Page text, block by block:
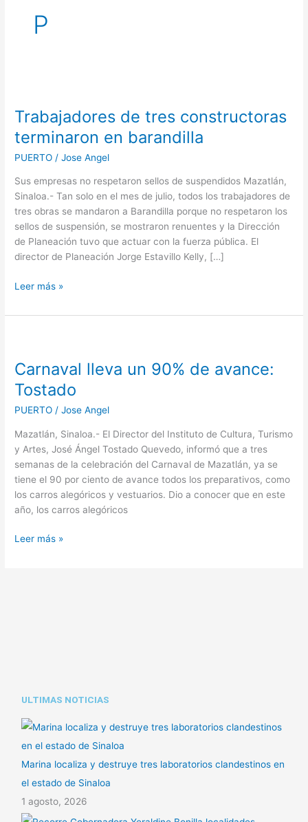
P
Trabajadores de tres constructoras
terminaron en barandilla
PUERTO /Jose Angel
Sus empresas no respetaron sellos de suspendidos Mazatlán,
Sinaloa.- Tan solo en el mes de julio, todos los trabajadores de
tres obras se mandaron a Barandilla porque no respetaron los
sellos de suspensión, se mostraron renuentes y la Dirección
de Planeación tuvo que actuar con la fuerza pública. El
director de Planeación Jorge Estavillo Kelly, […]
tres
constructoras
terminaron
en
barandilla
Leer más »
Carnaval lleva un 90% de avance:
Tostado
PUERTO /Jose Angel
Mazatlán, Sinaloa.- El Director del Instituto de Cultura, Turismo
y Artes, José Ángel Tostado Quevedo, informó que a tres
semanas de la celebración del Carnaval de Mazatlán, ya se
tiene el 90 por ciento de avance todos los preparativos, como
los carros alegóricos y vestuarios. Dio a conocer que en este
año, los carros alegóricos
un
90%
de
avance:
Tostado
Leer más »
ULTIMAS NOTICIAS
Marina localiza y destruye tres laboratorios clandestinos en
el estado de Sinaloa
1 agosto, 2026